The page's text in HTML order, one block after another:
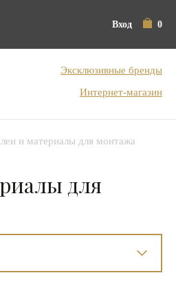
Вход 0
Эксклюзивные бренды
Интернет-магазин
и материалы для монтажа
для